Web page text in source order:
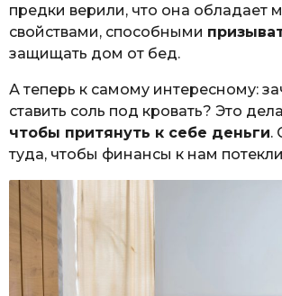
предки верили, что она обладает
свойствами, способными
защищать дом от бед.
А теперь к самому интересному:
ставить соль под кровать? Это
чтобы притянуть к себе деньги.
туда, чтобы финансы к нам